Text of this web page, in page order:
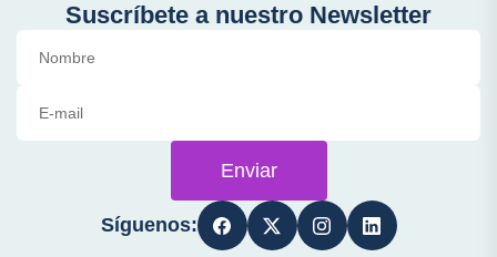
Suscríbete a nuestro Newsletter
Enviar
Síguenos: